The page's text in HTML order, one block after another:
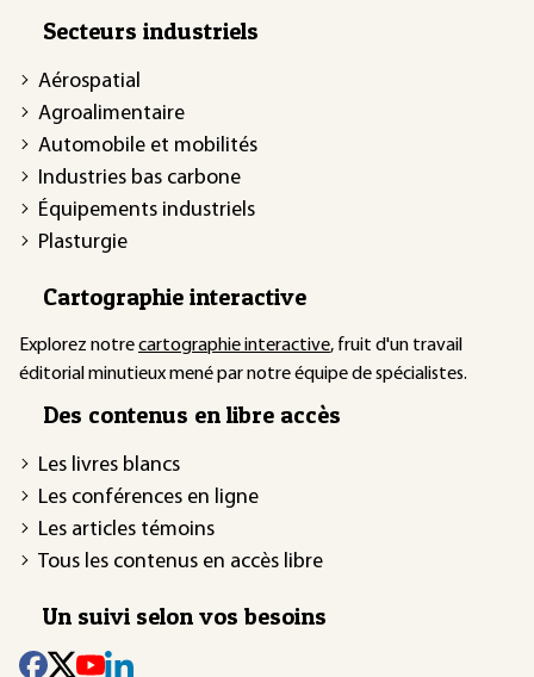
Secteurs industriels
Aérospatial
Agroalimentaire
Automobile et mobilités
Industries bas carbone
Équipements industriels
Plasturgie
Cartographie interactive
Explorez notrecartographie interactive, fruit d'un travail
éditorial minutieux mené par notre équipe de spécialistes.
Des contenus en libre accès
Les livres blancs
Les conférences en ligne
Les articles témoins
Tous les contenus en accès libre
Un suivi selon vos besoins